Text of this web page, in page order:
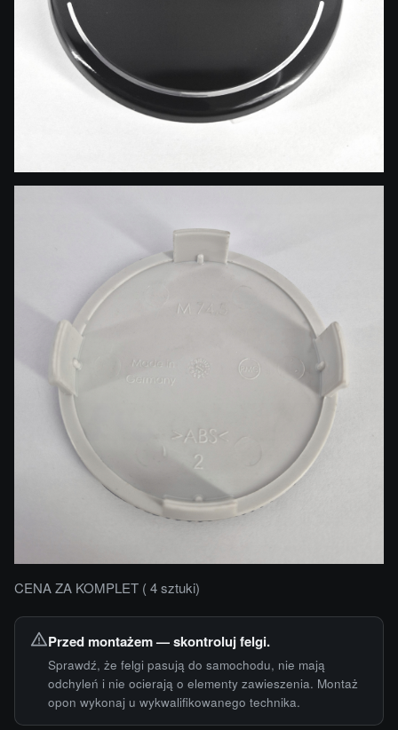
CENA ZA KOMPLET ( 4 sztuki)
Przed montażem — skontroluj felgi.
Sprawdź, że felgi pasują do samochodu, nie mają
odchyleń i nie ocierają o elementy zawieszenia. Montaż
opon wykonaj u wykwalifikowanego technika.